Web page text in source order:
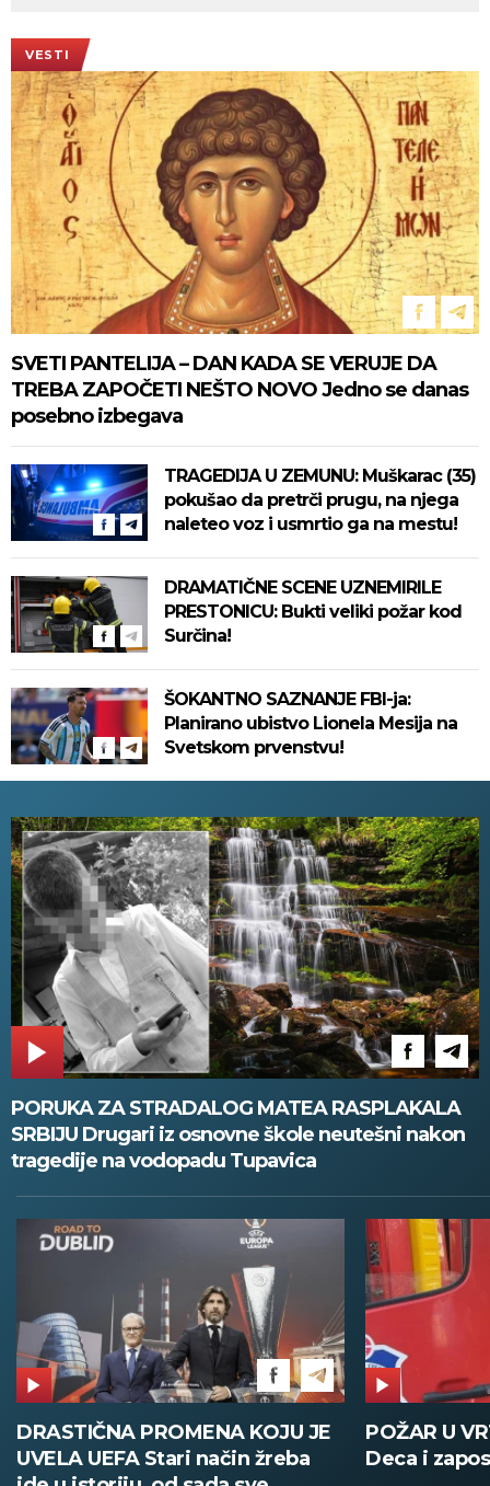
VESTI
SVETI PANTELIJA – DAN KADA SE VERUJE DA
TREBA ZAPOČETI NEŠTO NOVO Jedno se danas
posebno izbegava
TRAGEDIJA U ZEMUNU: Muškarac (35)
pokušao da pretrči prugu, na njega
naleteo voz i usmrtio ga na mestu!
DRAMATIČNE SCENE UZNEMIRILE
PRESTONICU: Bukti veliki požar kod
Surčina!
ŠOKANTNO SAZNANJE FBI-ja:
Planirano ubistvo Lionela Mesija na
Svetskom prvenstvu!
PORUKA ZA STRADALOG MATEA RASPLAKALA
SRBIJU Drugari iz osnovne škole neutešni nakon
tragedije na vodopadu Tupavica
DRASTIČNA PROMENA KOJU JE
UVELA UEFA Stari način žreba
POŽAR U
Deca i